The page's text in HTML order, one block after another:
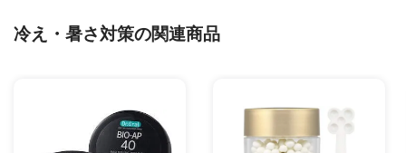
冷え・暑さ対策の関連商品